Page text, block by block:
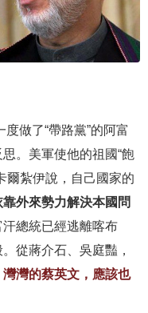
做了“帶路黨”的阿富
。美軍使他的祖國“飽
爾紮伊說，自己國家的
外來勢力解決本國問
總統已經逃離喀布
從蔣介石、吳庭豔，
灣灣的蔡英文，應該也